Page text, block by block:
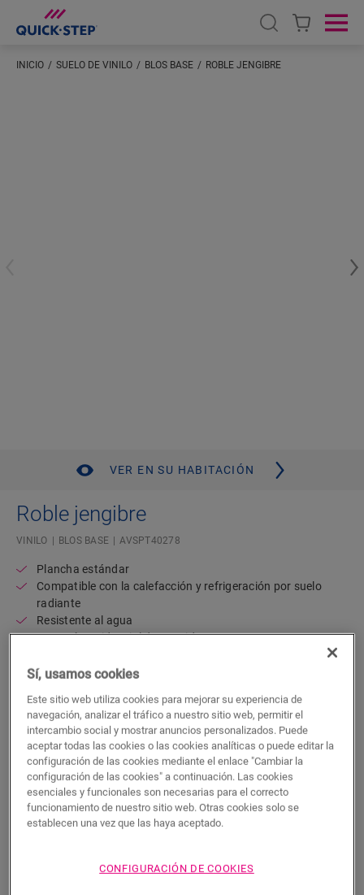
Open search
INICIO SUELO DE VINILO BLOS BASE ROBLE JENGIBRE
VER EN SU HABITACIÓN
Roble jengibre
VINILO BLOS BASE AVSPT40278
Plancha estándar
Compatible con la calefacción y refrigeración por suelo
radiante
Resistente al agua
Garantía residencial de por vida
44,48€/m²
P.V.P Recomendado ( IVA incluido)
Encuentre un tienda cerca
¿Quiere ver este suelo en la vida real? ¿Le queda
alguna pregunta por hacer? ¡No se preocupe! Siempre
hay un tienda cerca.
Sí, usamos cookies
Este sitio web utiliza cookies para mejorar su experiencia de
navegación, analizar el tráfico a nuestro sitio web, permitir el
intercambio social y mostrar anuncios personalizados. Puede
aceptar todas las cookies o las cookies analíticas o puede editar la
configuración de las cookies mediante el enlace "Cambiar la
configuración de las cookies" a continuación. Las cookies
esenciales y funcionales son necesarias para el correcto
funcionamiento de nuestro sitio web. Otras cookies solo se
establecen una vez que las haya aceptado.
CONFIGURACIÓN DE COOKIES